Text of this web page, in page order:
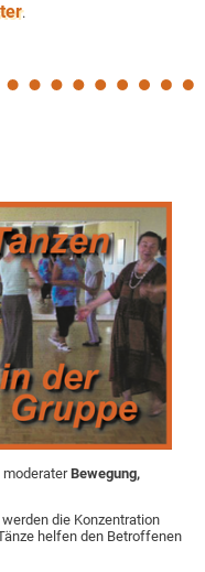
.
moderaterBewegung,
die Konzentration
helfen den Betroffenen